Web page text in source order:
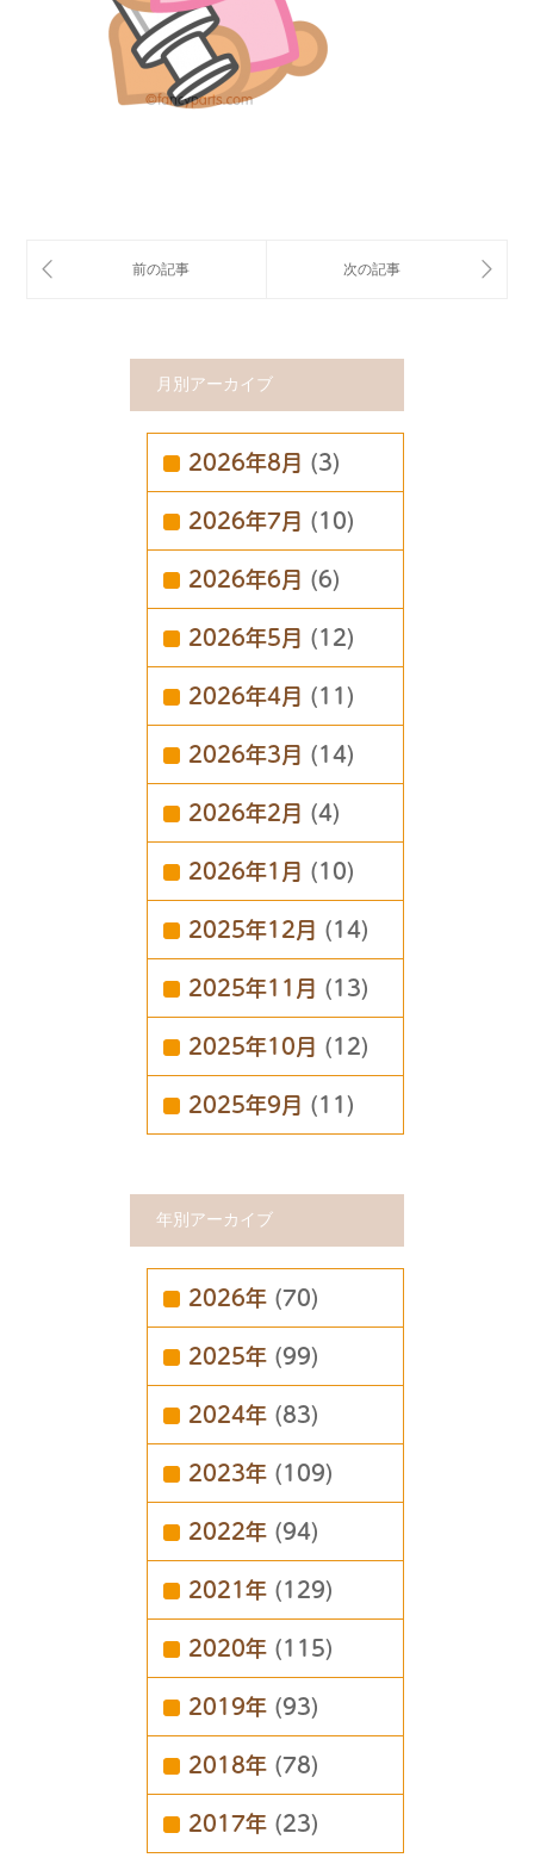
月別アーカイブ
2026年8月 (3)
2026年7月 (10)
2026年6月 (6)
2026年5月 (12)
2026年4月 (11)
2026年3月 (14)
2026年2月 (4)
2026年1月 (10)
2025年12月 (14)
2025年11月 (13)
2025年10月 (12)
2025年9月 (11)
年別アーカイブ
2026年 (70)
2025年 (99)
2024年 (83)
2023年 (109)
2022年 (94)
2021年 (129)
2020年 (115)
2019年 (93)
2018年 (78)
2017年 (23)